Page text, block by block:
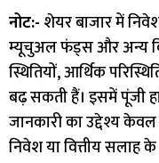
नोट:- शेयर बाजार में
म्यूचुअल फंड्स और अन्य
स्थितियों, आर्थिक
बढ़ सकती हैं। इसमें पूंजी
जानकारी का उद्देश्य
निवेश या वित्तीय सलाह